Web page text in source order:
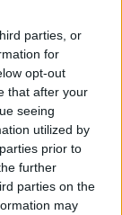
parties, or
for
opt-out
that after your
seeing
utilized by
prior to
further
parties on the
may